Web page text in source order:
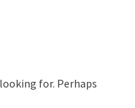
for. Perhaps